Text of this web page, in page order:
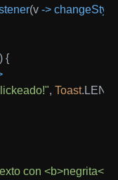
(v ->
{
, Toast.
con <b>negrita</